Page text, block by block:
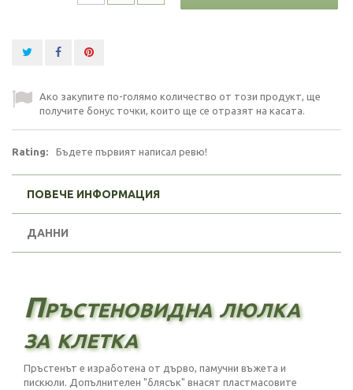
Ако закупите по-голямо количество от този продукт, ще
получите бонус точки, които ще се отразят на касата.
Rating: Бъдете първият написал ревю!
ПОВЕЧЕ ИНФОРМАЦИЯ
ДАННИ
Пръстеновидна люлка
за клетка
Пръстенът е изработена от дърво, памучни въжета и
пискюли. Допълнителен "блясък" внасят пластмасовите